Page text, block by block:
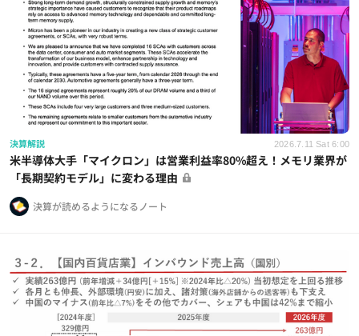
決算解説 2026.7.11 Sat 6:00
米半導体大手「マイクロン」は営業利益率80%超え！メモリ業界が
「長期契約モデル」に変わる理由
決算が読めるようになるノート